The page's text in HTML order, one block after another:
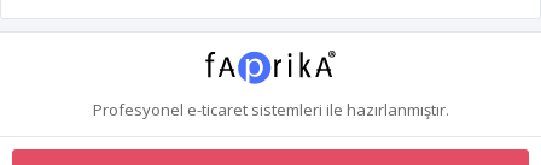
Profesyonel e-ticaretsistemleri ile hazırlanmıştır.